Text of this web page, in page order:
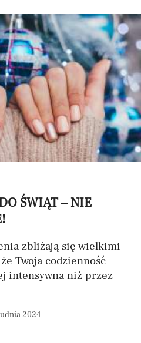
ŚWIĄT – NIE
zbliżają się wielkimi
Twoja codzienność
intensywna niż przez
2024